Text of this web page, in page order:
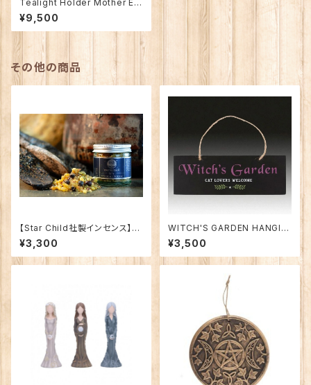
Tealight Holder Mother Ear
th/大地の母なる女神（地母神）
のティーライトホルダー
¥9,500
その他の商品
【Star Child社製インセンス】P
ROTECTION INCENSE/プロ
テクション（守護）
¥3,300
WITCH'S GARDEN HANGIN
G SIGN/ウィッチズ・ガーデンの
看板（魔女の庭）
¥3,500